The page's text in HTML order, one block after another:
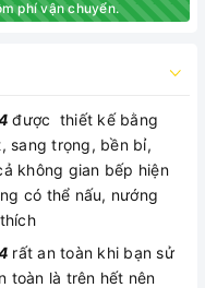
phí vận chuyển.
được thiết kế bằng
sang trọng, bền bỉ,
không gian bếp hiện
có thể nấu, nướng
rất an toàn khi bạn sử
toàn là trên hết nên